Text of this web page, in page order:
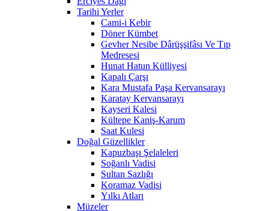
Tarihi Yerler
Cami-i Kebir
Döner Kümbet
Gevher Nesibe Dârüşşifâsı Ve Tıp
Medresesi
Hunat Hatun Külliyesi
Kapalı Çarşı
Kara Mustafa Paşa Kervansarayı
Karatay Kervansarayı
Kayseri Kalesi
Kültepe Kaniş-Karum
Saat Kulesi
Doğal Güzellikler
Kapuzbaşı Şelaleleri
Soğanlı Vadisi
Sultan Sazlığı
Koramaz Vadisi
Yılkı Atları
Müzeler